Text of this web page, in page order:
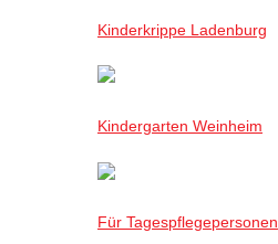
Kinderkrippe Ladenburg
Kindergarten Weinheim
Für Tagespflegepersonen